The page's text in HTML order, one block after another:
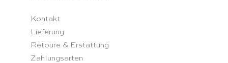
Kontakt
Lieferung
Retoure & Erstattung
Zahlungsarten